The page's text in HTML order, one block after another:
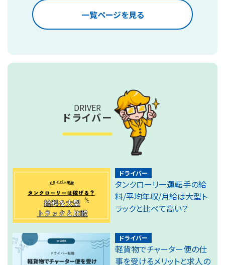
一覧ページを見る
DRIVER
ドライバー
ドライバー
タンクローリー運転手の給
料/平均年収/月給は大型ト
ラックと比べて高い？
ドライバー
軽貨物でチャーター便の仕
事を受けるメリットと求人の